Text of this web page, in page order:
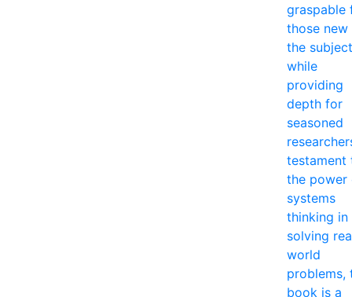
graspable
those
the subject
while
providing
depth for
seasoned
testament
the power
systems
thinking in
solving
world
problems,
book is a